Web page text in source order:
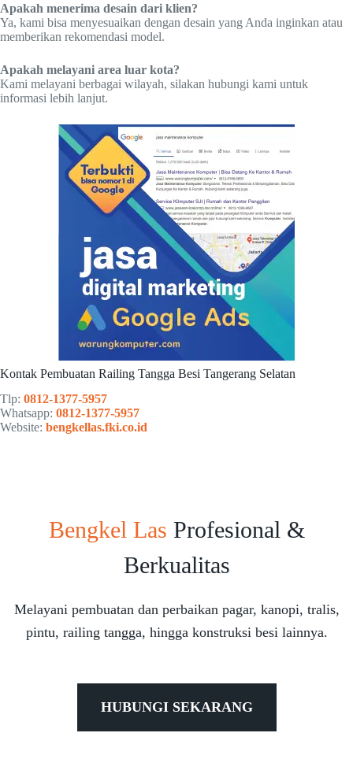
Apakah menerima desain dari klien?
Ya, kami bisa menyesuaikan dengan desain yang Anda inginkan atau
memberikan rekomendasi model.
Apakah melayani area luar kota?
Kami melayani berbagai wilayah, silakan hubungi kami untuk
informasi lebih lanjut.
Kontak Pembuatan Railing Tangga Besi Tangerang Selatan
Tlp: 0812-1377-5957
Whatsapp: 0812-1377-5957
Website: bengkellas.fki.co.id
Bengkel Las Profesional &
Berkualitas
Melayani pembuatan dan perbaikan pagar, kanopi, tralis,
pintu, railing tangga, hingga konstruksi besi lainnya.
HUBUNGI SEKARANG